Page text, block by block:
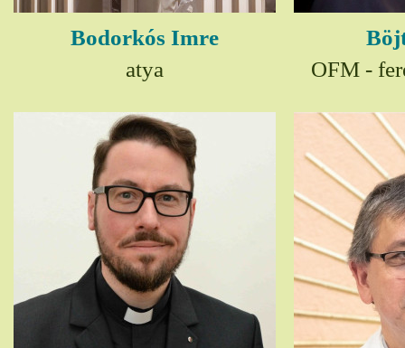
Bodorkós Imre
atya
OFM -